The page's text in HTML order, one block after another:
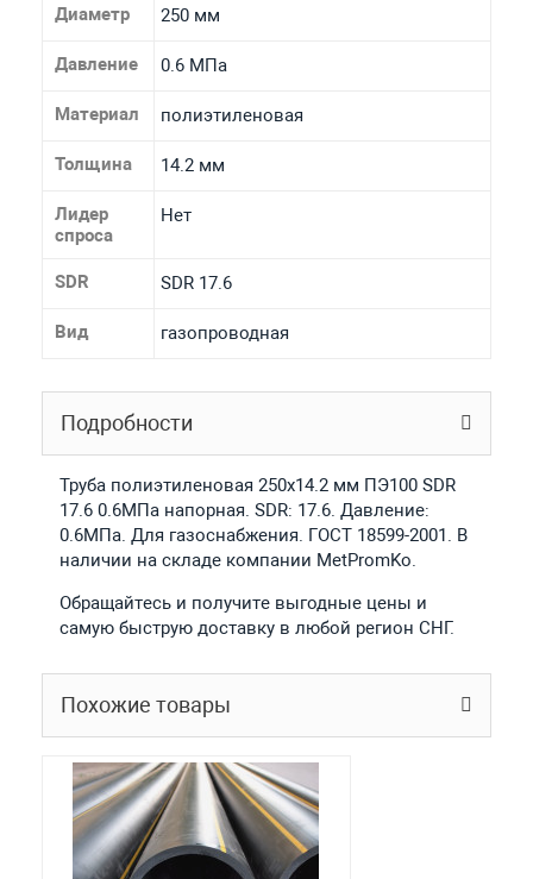
Диаметр 250 мм
Давление 0.6 МПа
Материал полиэтиленовая
Толщина 14.2 мм
Лидер
спроса
Нет
SDR SDR 17.6
Вид газопроводная
Подробности
Труба полиэтиленовая 250х14.2 мм ПЭ100 SDR
17.6 0.6МПа напорная. SDR: 17.6. Давление:
0.6МПа. Для газоснабжения. ГОСТ 18599-2001. В
наличии на складе компании MetPromKo.
Обращайтесь и получите выгодные цены и
самую быструю доставку в любой регион СНГ.
Похожие товары